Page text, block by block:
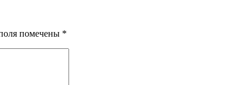
помечены *